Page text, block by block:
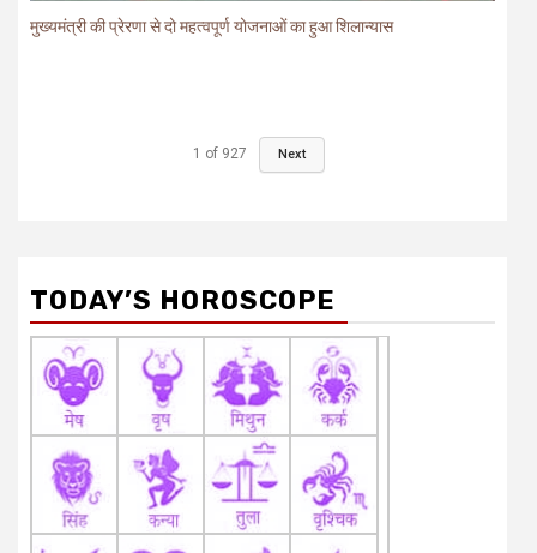
मुख्यमंत्री की प्रेरणा से दो महत्वपूर्ण योजनाओं का हुआ शिलान्यास
1 of 927 Next
TODAY’S HOROSCOPE